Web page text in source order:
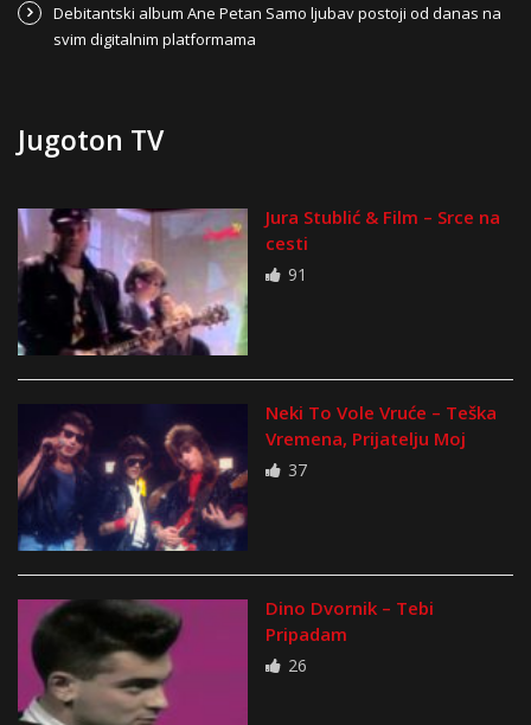
Debitantski album Ane Petan Samo ljubav postoji od danas na
svim digitalnim platformama
Jugoton TV
Jura Stublić & Film – Srce na
cesti
91
Neki To Vole Vruće – Teška
Vremena, Prijatelju Moj
37
Dino Dvornik – Tebi
Pripadam
26